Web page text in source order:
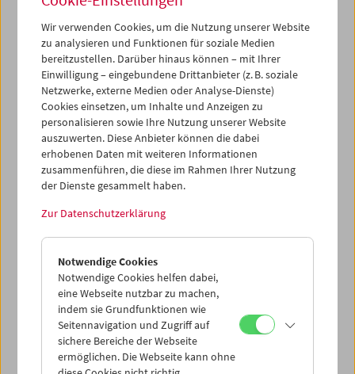
Wir arbeiten an Möglichkeiten, unsere für November
geplanten Filmschauen zu einem späteren Zeitpunkt
nachholen zu können und hoffen, Ihnen im neuen Jahr
unsere geplante SchauKomödien gegen die Krise
präsentieren zu können.
Gerne möchten wir Ihnen in der Zwischenzeit einige
unserer Online-Ressourcen ans Herz legen, die Sie
bequem von zu Hause aus erkunden können und die
ebenso unsere Arbeit widerspiegeln.
Film ONLINE
Sammlungen ONLINE
Unseren Journaldienst erreichen Sie Montag bis Freitag
zwischen 10.00 und 14.00 Uhr wie gewohnt unter T +43 | 1
| 533 70 54 bzw.kontakt@filmmuseum.at
dennoch, in Ihrem eigenen Interesse, vom Besuch
unserer Büros während dieser Zeiten abzusehen.
Bleiben Sie gesund!
Ihr Team des Österreichischen Filmmuseums
Wir verwenden Cookies, um die Nutzung unserer Website
zu analysieren und Funktionen für soziale Medien
bereitzustellen. Darüber hinaus können – mit Ihrer
Einwilligung – eingebundene Drittanbieter (z. B. soziale
Netzwerke, externe Medien oder Analyse-Dienste)
Cookies einsetzen, um Inhalte und Anzeigen zu
personalisieren sowie Ihre Nutzung unserer Website
auszuwerten. Diese Anbieter können die dabei
erhobenen Daten mit weiteren Informationen
zusammenführen, die diese im Rahmen Ihrer Nutzung
der Dienste gesammelt haben.
Zur Datenschutzerklärung
Notwendige Cookies
Notwendige Cookies helfen dabei,
eine Webseite nutzbar zu machen,
indem sie Grundfunktionen wie
Seitennavigation und Zugriff auf
sichere Bereiche der Webseite
ermöglichen. Die Webseite kann ohne